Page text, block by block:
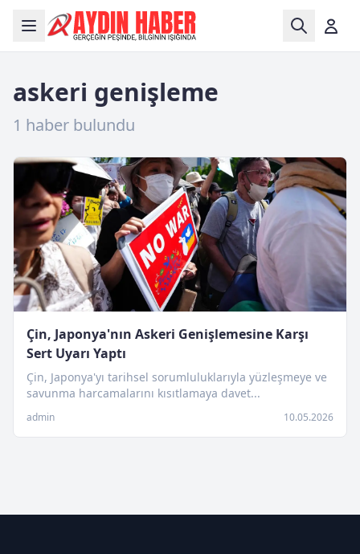
askeri genişleme
1 haber bulundu
Çin, Japonya'nın Askeri Genişlemesine Karşı
Sert Uyarı Yaptı
Çin, Japonya'yı tarihsel sorumluluklarıyla yüzleşmeye ve
savunma harcamalarını kısıtlamaya davet...
admin 10.05.2026